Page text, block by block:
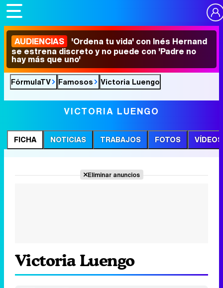
AUDIENCIAS 'Ordena tu vida' con Inés Hernand
se estrena discreto y no puede con 'Padre no
hay más que uno'
FórmulaTV Famosos Victoria Luengo
VICTORIA LUENGO
FICHA NOTICIAS TRABAJOS FOTOS VÍDEOS
Eliminar anuncios
Victoria Luengo